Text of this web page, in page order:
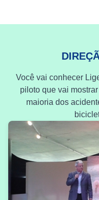
Você vai conhecer
piloto que vai
maioria dos